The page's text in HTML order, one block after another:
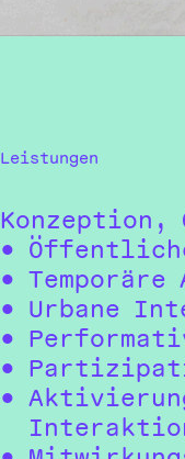
Leistungen
Konzeption,
Urbane